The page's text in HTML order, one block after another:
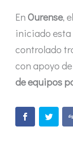
EnOurense,
iniciado
controlado
con apoyo
de equipos